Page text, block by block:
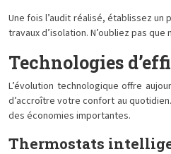
Une fois l’audit réalisé, établissez
travaux d’isolation. N’oubliez pas
Technologies
L’évolution technologique offre
d’accroître votre confort au
des économies importantes.
Thermostats